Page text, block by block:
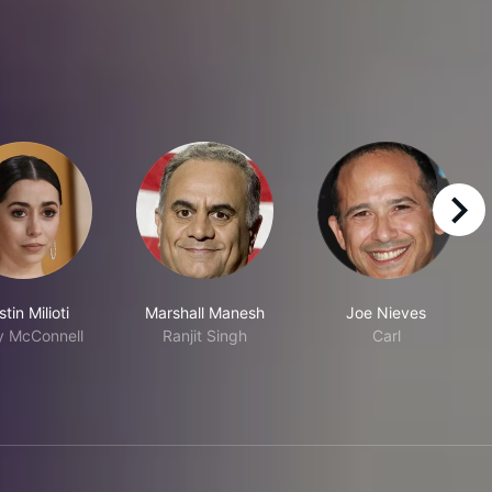
Milioti
McConnell
Marshall Manesh
Ranjit Singh
Joe Nieves
Carl
right